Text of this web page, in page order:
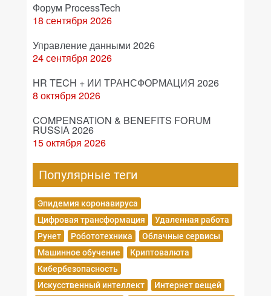
Форум ProcessTech
18 сентября 2026
Управление данными 2026
24 сентября 2026
HR TECH + ИИ ТРАНСФОРМАЦИЯ 2026
8 октября 2026
COMPENSATION & BENEFITS FORUM
RUSSIA 2026
15 октября 2026
Популярные теги
Эпидемия коронавируса
Цифровая трансформация
Удаленная работа
Рунет
Робототехника
Облачные сервисы
Машинное обучение
Криптовалюта
Кибербезопасность
Искусственный интеллект
Интернет вещей